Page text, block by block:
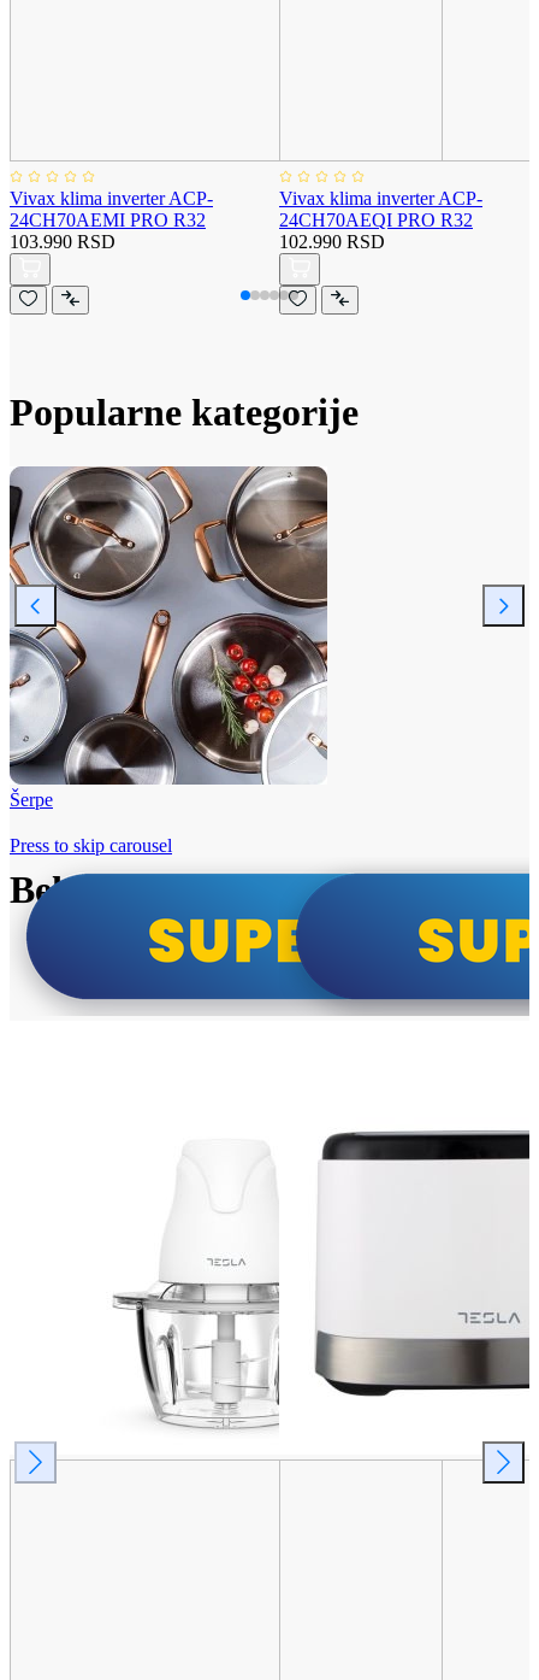
Vivax klima inverter ACP-
24CH70AEMI PRO R32
103.990 RSD
Vivax klima inverter ACP-
24CH70AEQI PRO R32
102.990 RSD
Popularne kategorije
Šerpe
Beko i Tesla super cene
Press to skip carousel